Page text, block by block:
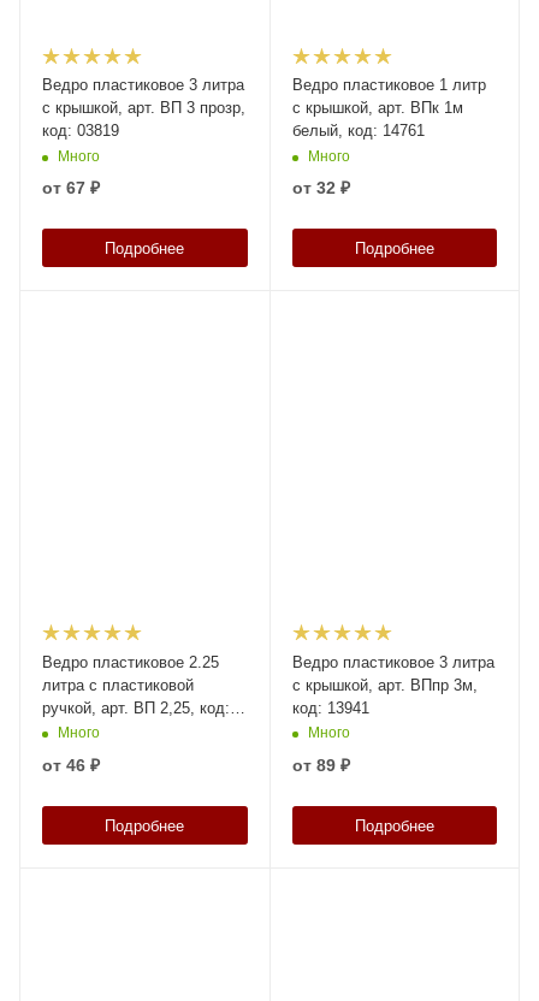
Ведро пластиковое 3 литра
с крышкой, арт. ВП 3 прозр,
код: 03819
Много
от 67 ₽
Подробнее
Ведро пластиковое 1 литр
с крышкой, арт. ВПк 1м
белый, код: 14761
Много
от 32 ₽
Подробнее
Ведро пластиковое 2.25
литра с пластиковой
ручкой, арт. ВП 2,25, код:
03828
Много
от 46 ₽
Подробнее
Ведро пластиковое 3 литра
с крышкой, арт. ВПпр 3м,
код: 13941
Много
от 89 ₽
Подробнее